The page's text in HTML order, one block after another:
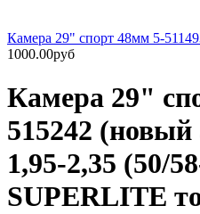
Камера 29" спорт 48мм 5-
1000.00руб
Камера 29"
515242 (новый
1,95-2,35 (50/
SUPERLITE